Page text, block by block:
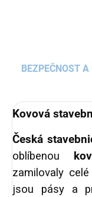
BEZPEČNOST
Kovová
Česká
oblíbenou
zamilovaly
jsou pásy a